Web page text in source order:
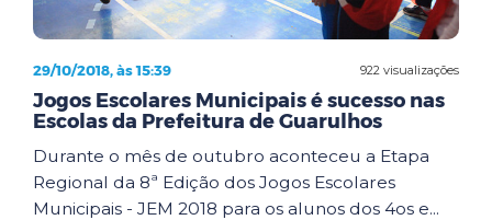
922 visualizações
29/10/2018, às 15:39
Jogos Escolares Municipais é sucesso nas
Escolas da Prefeitura de Guarulhos
Durante o mês de outubro aconteceu a Etapa
Regional da 8ª Edição dos Jogos Escolares
Municipais - JEM 2018 para os alunos dos 4os e...